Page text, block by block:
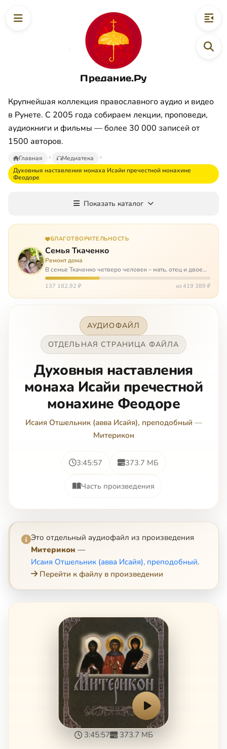
Предание.Ру
Крупнейшая коллекция православного аудио и видео
в Рунете. С 2005 года собираем лекции, проповеди,
аудиокниги и фильмы — более 30 000 записей от
1500 авторов.
Главная
Медиатека
Духовныя наставления монаха Исайи пречестной монахине
Феодоре
Показать каталог
БЛАГОТВОРИТЕЛЬНОСТЬ
Семья Ткаченко
Ремонт дома
В семье Ткаченко четверо человек – мать, отец и двое
сыновей. И это семья – крепость. У них столько проблем
и бед, что хватило бы на много семей. Трое из четверых
137 182,92 ₽ из 419 389 ₽
АУДИОФАЙЛ
ОТДЕЛЬНАЯ СТРАНИЦА ФАЙЛА
Духовныя наставления
монаха Исайи пречестной
монахине Феодоре
Исаия Отшельник (авва Исайя), преподобный —
Митерикон
3:45:57 373.7 МБ
Часть произведения
Это отдельный аудиофайл из произведения
Митерикон —
Исаия Отшельник (авва Исайя), преподобный.
Перейти к файлу в произведении
3:45:57 373.7 МБ